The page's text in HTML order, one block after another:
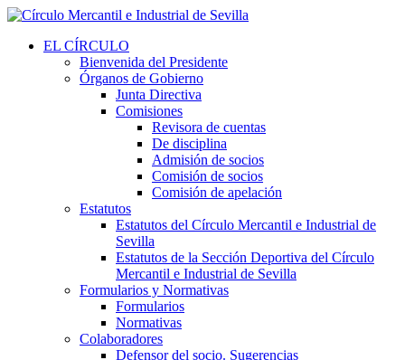
EL CÍRCULO
Bienvenida del Presidente
Órganos de Gobierno
Junta Directiva
Comisiones
Revisora de cuentas
De disciplina
Admisión de socios
Comisión de socios
Comisión de apelación
Estatutos
Estatutos del Círculo Mercantil e Industrial de
Sevilla
Estatutos de la Sección Deportiva del Círculo
Mercantil e Industrial de Sevilla
Formularios y Normativas
Formularios
Normativas
Colaboradores
Defensor del socio. Sugerencias